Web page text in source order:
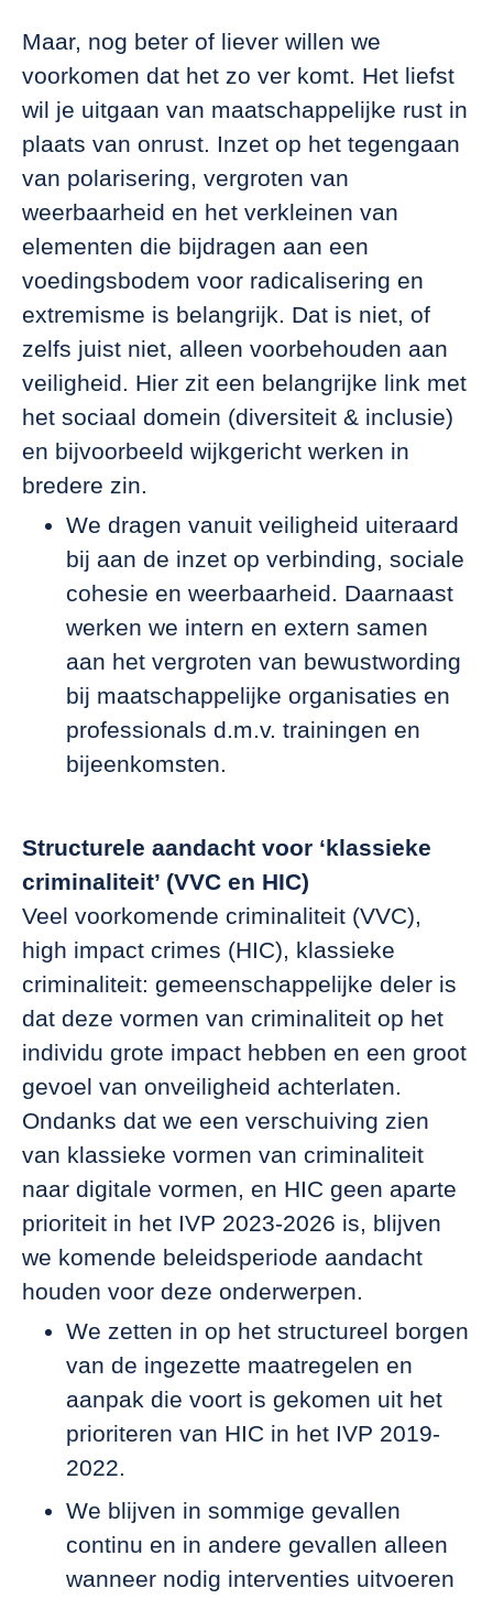
Maar, nog beter of liever willen we
voorkomen dat het zo ver komt. Het liefst
wil je uitgaan van maatschappelijke rust in
plaats van onrust. Inzet op het tegengaan
van polarisering, vergroten van
weerbaarheid en het verkleinen van
elementen die bijdragen aan een
voedingsbodem voor radicalisering en
extremisme is belangrijk. Dat is niet, of
zelfs juist niet, alleen voorbehouden aan
veiligheid. Hier zit een belangrijke link met
het sociaal domein (diversiteit & inclusie)
en bijvoorbeeld wijkgericht werken in
bredere zin.
We dragen vanuit veiligheid uiteraard
bij aan de inzet op verbinding, sociale
cohesie en weerbaarheid. Daarnaast
werken we intern en extern samen
aan het vergroten van bewustwording
bij maatschappelijke organisaties en
professionals d.m.v. trainingen en
bijeenkomsten.
Structurele aandacht voor ‘klassieke
criminaliteit’ (VVC en HIC)
Veel voorkomende criminaliteit (VVC),
high impact crimes (HIC), klassieke
criminaliteit: gemeenschappelijke deler is
dat deze vormen van criminaliteit op het
individu grote impact hebben en een groot
gevoel van onveiligheid achterlaten.
Ondanks dat we een verschuiving zien
van klassieke vormen van criminaliteit
naar digitale vormen, en HIC geen aparte
prioriteit in het IVP 2023-2026 is, blijven
we komende beleidsperiode aandacht
houden voor deze onderwerpen.
We zetten in op het structureel borgen
van de ingezette maatregelen en
aanpak die voort is gekomen uit het
prioriteren van HIC in het IVP 2019-
2022.
We blijven in sommige gevallen
continu en in andere gevallen alleen
wanneer nodig interventies uitvoeren